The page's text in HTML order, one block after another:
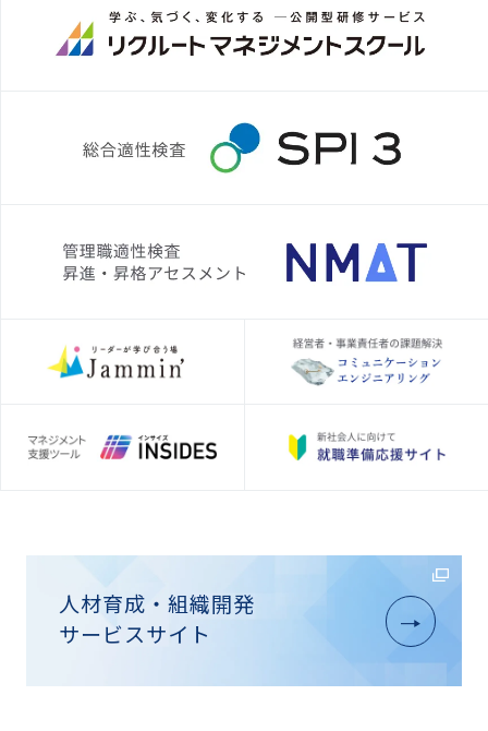
人材育成・組織開発
サービスサイト